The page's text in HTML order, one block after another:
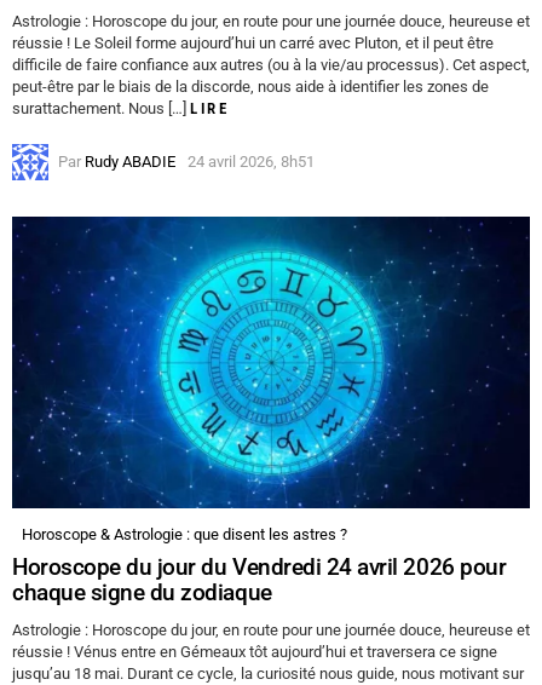
Astrologie : Horoscope du jour, en route pour une journée douce, heureuse et
réussie ! Le Soleil forme aujourd’hui un carré avec Pluton, et il peut être
difficile de faire confiance aux autres (ou à la vie/au processus). Cet aspect,
peut-être par le biais de la discorde, nous aide à identifier les zones de
surattachement. Nous […] LIRE
Par Rudy ABADIE 24 avril 2026, 8h51
Horoscope & Astrologie : que disent les astres ?
Horoscope du jour du Vendredi 24 avril 2026 pour
chaque signe du zodiaque
Astrologie : Horoscope du jour, en route pour une journée douce, heureuse et
réussie ! Vénus entre en Gémeaux tôt aujourd’hui et traversera ce signe
jusqu’au 18 mai. Durant ce cycle, la curiosité nous guide, nous motivant sur